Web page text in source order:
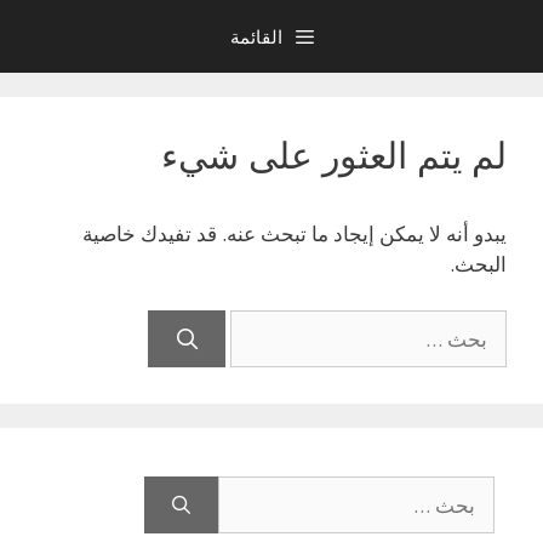
المحتوى
القائمة
لم يتم العثور على شيء
يبدو أنه لا يمكن إيجاد ما تبحث عنه. قد تفيدك خاصية
البحث.
عن:
عن: